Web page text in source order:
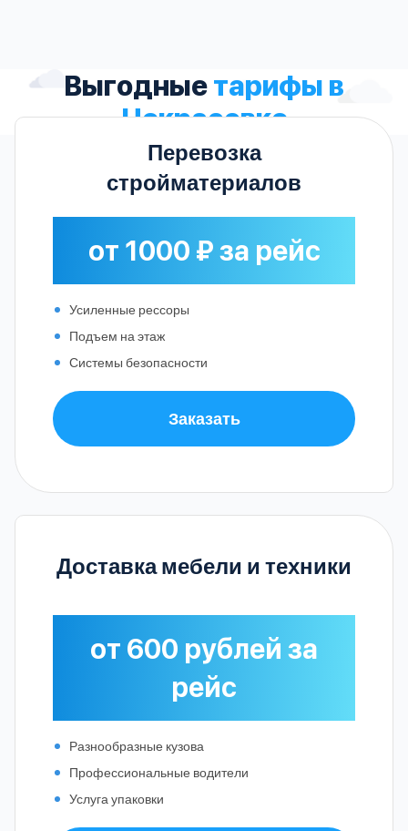
Выгодныетарифы в
Некрасовке
Перевозка
стройматериалов
от 1000 ₽ за рейс
Усиленные рессоры
Подъем на этаж
Системы безопасности
Заказать
Доставка мебели и техники
от 600 рублей за
рейс
Разнообразные кузова
Профессиональные водители
Услуга упаковки